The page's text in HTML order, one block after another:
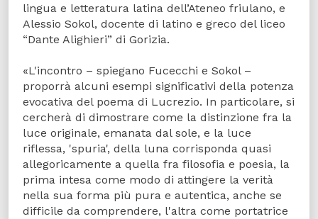
lingua e letteratura latina dell’Ateneo friulano, e
Alessio Sokol, docente di latino e greco del liceo
“Dante Alighieri” di Gorizia.
«L'incontro – spiegano Fucecchi e Sokol –
proporrà alcuni esempi significativi della potenza
evocativa del poema di Lucrezio. In particolare, si
cercherà di dimostrare come la distinzione fra la
luce originale, emanata dal sole, e la luce
riflessa, 'spuria', della luna corrisponda quasi
allegoricamente a quella fra filosofia e poesia, la
prima intesa come modo di attingere la verità
nella sua forma più pura e autentica, anche se
difficile da comprendere, l'altra come portatrice